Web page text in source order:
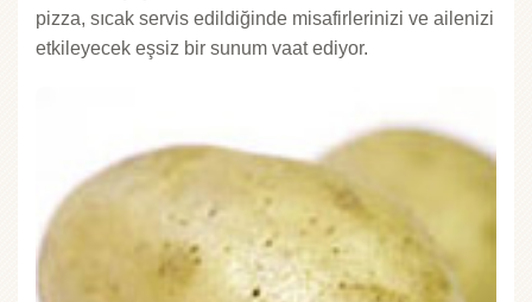
pizza, sıcak servis edildiğinde misafirlerinizi ve ailenizi
etkileyecek eşsiz bir sunum vaat ediyor.